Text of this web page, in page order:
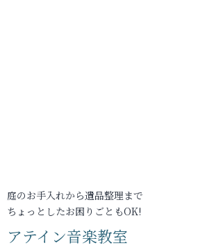
庭のお手入れから遺品整理まで
ちょっとしたお困りごともOK!
アテイン音楽教室